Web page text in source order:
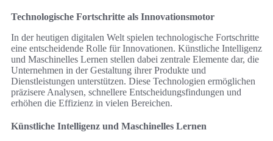
Technologische Fortschritte als Innovationsmotor
In der heutigen digitalen Welt spielen technologische Fortschritte
eine entscheidende Rolle für Innovationen. Künstliche Intelligenz
und Maschinelles Lernen stellen dabei zentrale Elemente dar, die
Unternehmen in der Gestaltung ihrer Produkte und
Dienstleistungen unterstützen. Diese Technologien ermöglichen
präzisere Analysen, schnellere Entscheidungsfindungen und
erhöhen die Effizienz in vielen Bereichen.
Künstliche Intelligenz und Maschinelles Lernen